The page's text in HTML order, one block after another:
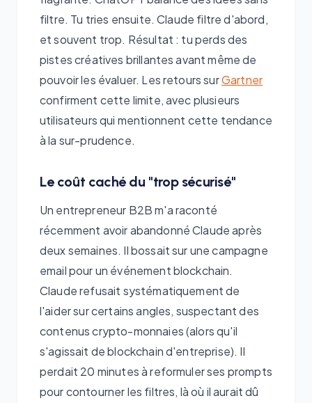
filtre. Tu tries ensuite. Claude filtre d'abord,
et souvent trop. Résultat : tu perds des
pistes créatives brillantes avant même de
pouvoir les évaluer. Les retours surGartner
confirment cette limite, avec plusieurs
utilisateurs qui mentionnent cette tendance
à la sur-prudence.
Le coût caché du "trop sécurisé"
Un entrepreneur B2B m'a raconté
récemment avoir abandonné Claude après
deux semaines. Il bossait sur une campagne
email pour un événement blockchain.
Claude refusait systématiquement de
l'aider sur certains angles, suspectant des
contenus crypto-monnaies (alors qu'il
s'agissait de blockchain d'entreprise). Il
perdait 20 minutes à reformuler ses prompts
pour contourner les filtres, là où il aurait dû